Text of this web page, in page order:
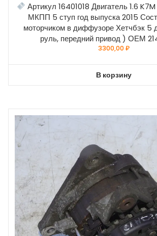
Артикул 16401018 Двигатель 1.6
МКПП 5 ступ год выпуска 2015
моторчиком в диффузоре Хетчбэк 5
руль, передний привод ) ОЕМ
3300,00₽
В корзину